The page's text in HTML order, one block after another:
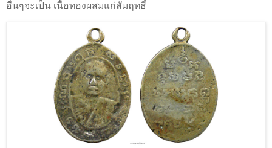
อื่นๆจะเป็น เนื้อทองผสมแก่สัมฤทธิ์